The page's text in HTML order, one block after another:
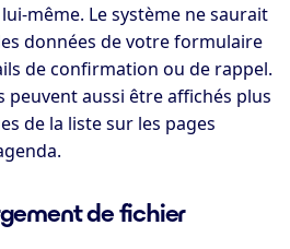
même. Le système ne saurait
données de votre formulaire
de confirmation ou de rappel.
peuvent aussi être affichés plus
de la liste sur les pages
de fichier